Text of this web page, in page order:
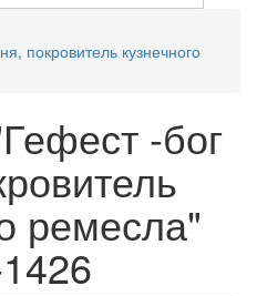
покровитель кузнечного
-бог
ремесла"